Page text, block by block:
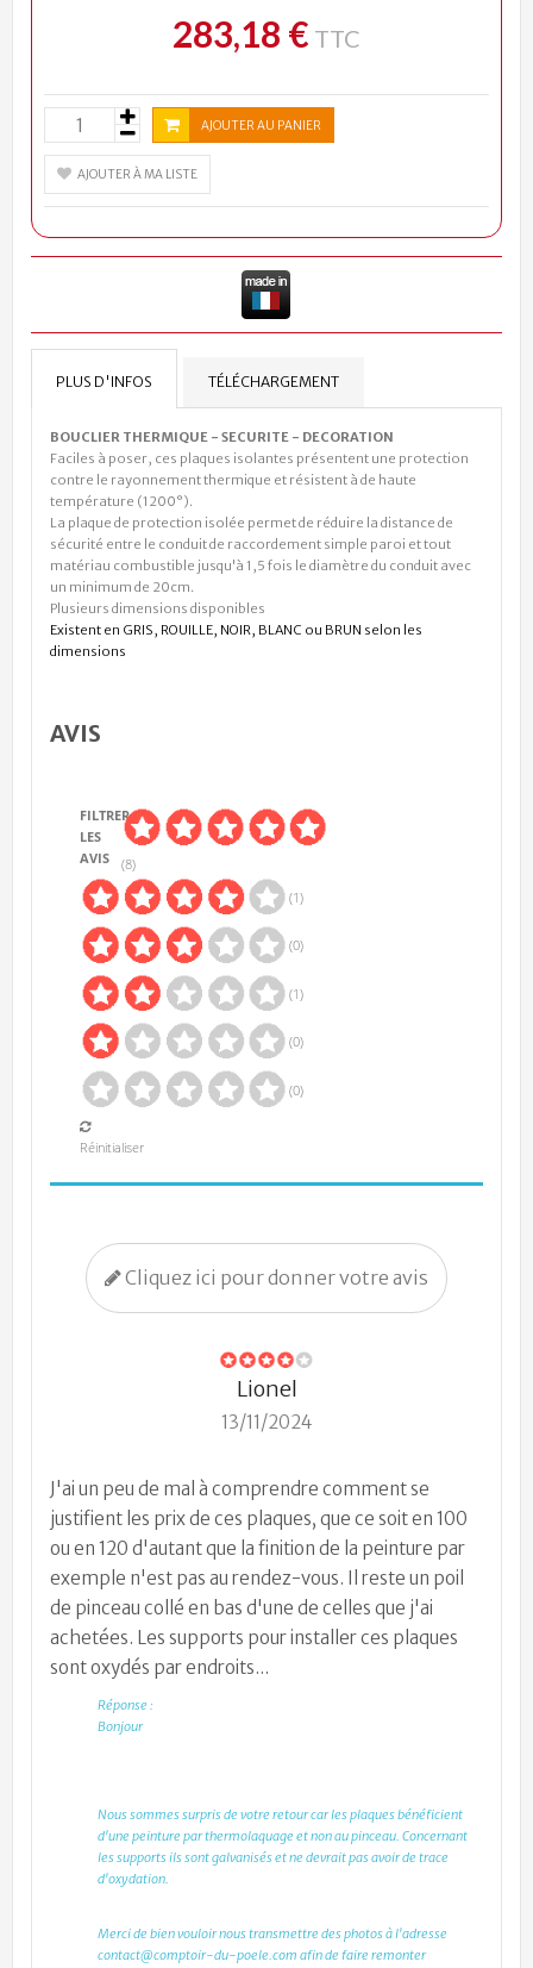
283,18 € TTC
AJOUTER AU PANIER
AJOUTER À MA LISTE
PLUS D'INFOS TÉLÉCHARGEMENT
BOUCLIER THERMIQUE - SECURITE - DECORATION
Faciles à poser, ces plaques isolantes présentent une protection
contre le rayonnement thermique et résistent à de haute
température (1200°).
La plaque de protection isolée permet de réduire la distance de
sécurité entre le conduit de raccordement simple paroi et tout
matériau combustible jusqu'à 1,5 fois le diamètre du conduit avec
un minimum de 20cm.
Plusieurs dimensions disponibles
Existent en GRIS, ROUILLE, NOIR, BLANC ou BRUN selon les
dimensions
AVIS
FILTRER
LES
AVIS
(8)
(1)
(0)
(1)
(0)
(0)
Réinitialiser
Cliquez ici pour donner votre avis
Lionel
13/11/2024
J'ai un peu de mal à comprendre comment se
justifient les prix de ces plaques, que ce soit en 100
ou en 120 d'autant que la finition de la peinture par
exemple n'est pas au rendez-vous. Il reste un poil
de pinceau collé en bas d'une de celles que j'ai
achetées. Les supports pour installer ces plaques
sont oxydés par endroits...
Réponse :
Bonjour
Nous sommes surpris de votre retour car les plaques bénéficient
d'une peinture par thermolaquage et non au pinceau. Concernant
les supports ils sont galvanisés et ne devrait pas avoir de trace
d'oxydation.
Merci de bien vouloir nous transmettre des photos à l'adresse
contact@comptoir-du-poele.com afin de faire remonter